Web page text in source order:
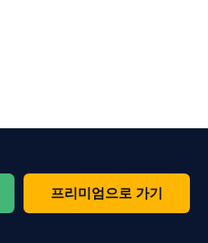
프리미엄으로 가기